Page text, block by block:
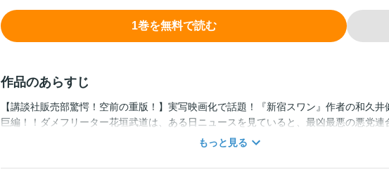
1巻を無料で読む
作品のあらすじ
【講談社販売部驚愕！空前の重版！】実写映画化で話題！『新宿スワン』作者の和久井
巨編！！ダメフリーター花垣武道は、ある日ニュースを見ていると、最凶最悪の悪党連
中学時代に付き合っていた人生唯一の恋人が殺されたことを知る。壁の薄いボロアパー
学時代だけだった……。そんなどん底人生まっただ中のある日、突如12年前へタイムリ
もっと見る